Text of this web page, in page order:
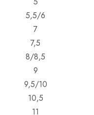
5,5/6
7
7,5
8/8,5
9
9,5/10
10,5
11